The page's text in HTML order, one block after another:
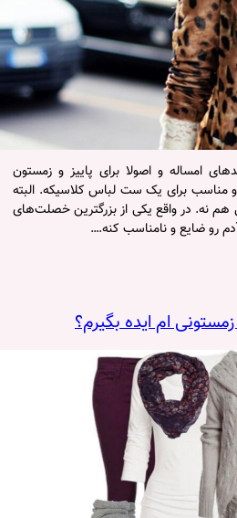
امساله و اصولا برای پاییز و زمستون
و مناسب برای یک ست لباس کلاسیکه. البته
نه. در واقع یکی از بزرگترین خصلت‌های
رو ضایع و نامناسب کنه.…
ام ایده بگیرم؟